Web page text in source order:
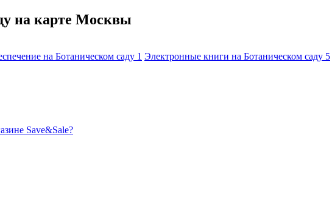
на карте Москвы
на Ботаническом саду 1 Электронные книги на Ботаническом саду 5
Save&Sale?